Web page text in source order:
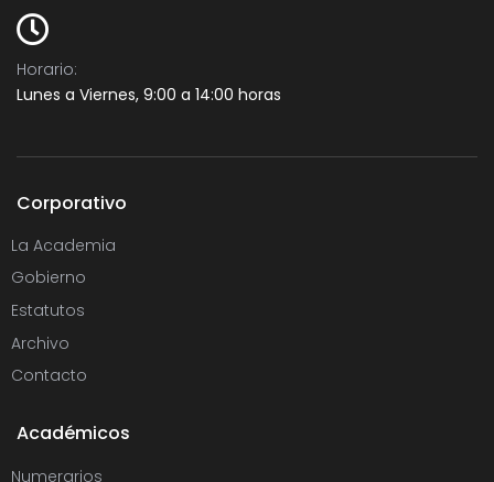
Horario:
Lunes a Viernes, 9:00 a 14:00 horas
Corporativo
La Academia
Gobierno
Estatutos
Archivo
Contacto
Académicos
Numerarios